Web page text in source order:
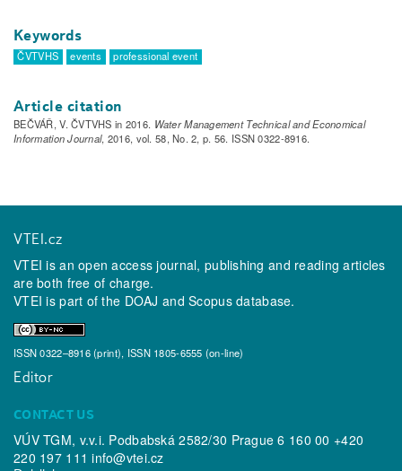
Keywords
ČVTVHS events professional event
Article citation
BEČVÁŘ, V. ČVTVHS in 2016. Water Management Technical and Economical
Information Journal, 2016, vol. 58, No. 2, p. 56. ISSN 0322-8916.
VTEI.cz
VTEI is an open access journal, publishing and reading articles
are both free of charge.
VTEI is part of the DOAJ andScopusdatabase.
ISSN 0322–8916 (print), ISSN 1805-6555 (on-line)
Editor
CONTACT US
VÚV TGM, v.v.i. Podbabská 2582/30 Prague 6 160 00 +420
220 197 111info@vtei.cz